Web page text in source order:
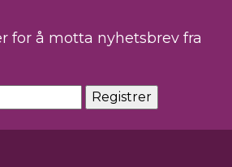
for å motta nyhetsbrev fra